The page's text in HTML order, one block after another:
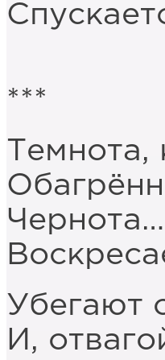
***
Убегают
И,